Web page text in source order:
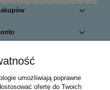
Zabawki :: samochody Welly
umożliwiają poprawne
ofertę do Twoich